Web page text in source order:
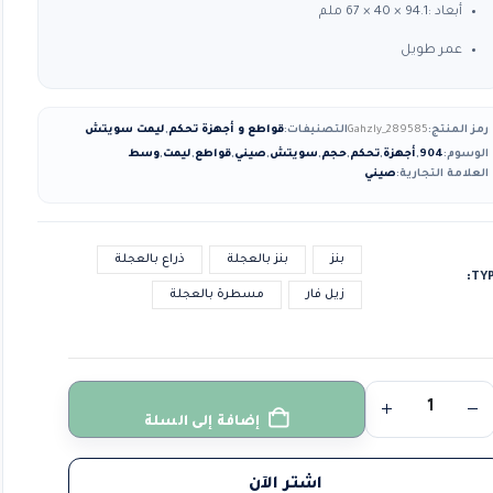
أبعاد :94.1 × 40 × 67 ملم
عمر طويل
رمز المنتج:Gahzly_289585التصنيفات:قواطع و أجهزة تحكم,ليمت سويتش
الوسوم:904
,أجهزة,تحكم,حجم,سويتش,صيني,قواطع,ليمت,وسط
العلامة التجارية:صيني
بنز بنز بالعجلة ذراع بالعجلة
زيل فار مسطرة بالعجلة
إضافة إلى السلة
اشتر الآن